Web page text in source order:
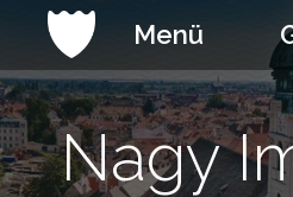
tartalomhoz
Menü
Nagy